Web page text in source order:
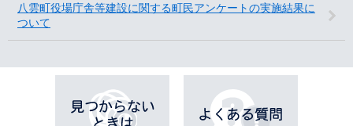
八雲町役場庁舎等建設に関する町民アンケートの実施結果に
ついて